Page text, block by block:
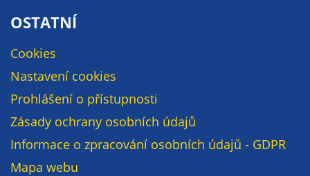
OSTATNÍ
Cookies
Nastavení cookies
Prohlášení o přístupnosti
Zásady ochrany osobních údajů
Informace o zpracování osobních údajů - GDPR
Mapa webu
internetových
stránek. Data